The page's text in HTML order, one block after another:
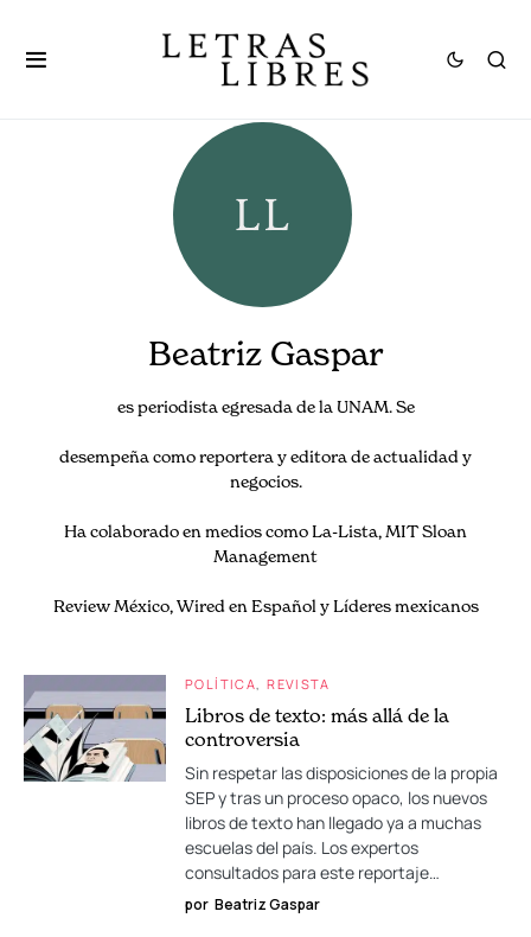
Beatriz Gaspar
es periodista egresada de la UNAM. Se
desempeña como reportera y editora de actualidad y
negocios.
Ha colaborado en medios como La-Lista, MIT Sloan
Management
Review México, Wired en Español y Líderes mexicanos
POLÍTICA REVISTA
Libros de texto: más allá de la
controversia
Sin respetar las disposiciones de la propia
SEP y tras un proceso opaco, los nuevos
libros de texto han llegado ya a muchas
escuelas del país. Los expertos
consultados para este reportaje…
por Beatriz Gaspar